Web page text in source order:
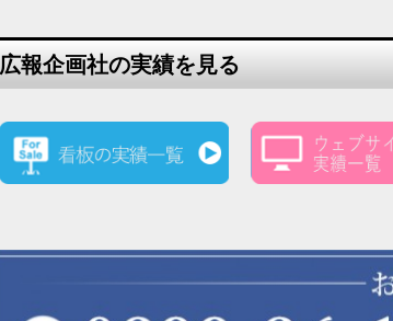
広報企画社の実績を見る